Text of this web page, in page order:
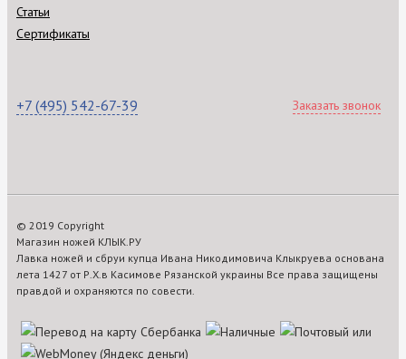
Статьи
Сертификаты
+7 (495) 542-67-39 Заказать звонок
© 2019 Copyright
Магазин ножей КЛЫК.РУ
Лавка ножей и сбруи купца Ивана Никодимовича Клыкруева основана
лета 1427 от Р.Х.в Касимове Рязанской украины Все права защищены
правдой и охраняются по совести.